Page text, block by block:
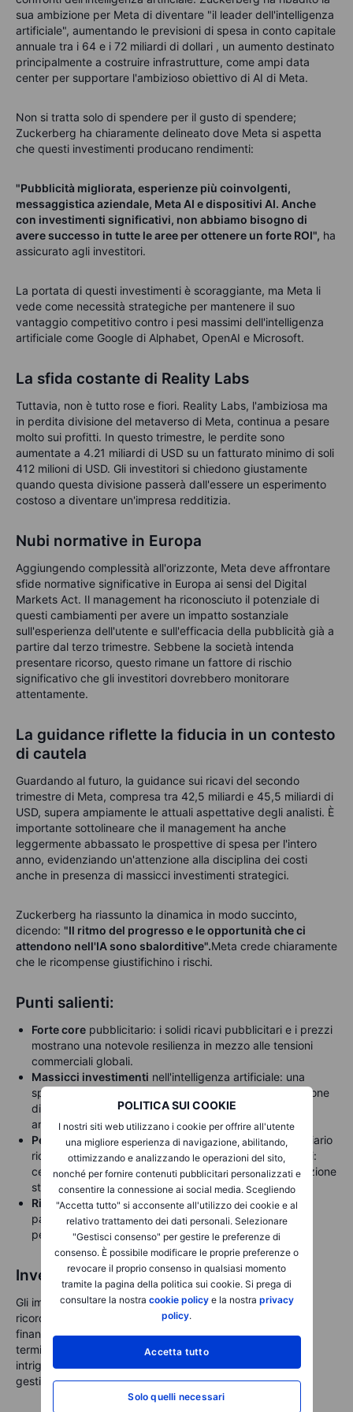
POLITICA SUI COOKIE
I nostri siti web utilizzano i cookie per offrire all'utente
una migliore esperienza di navigazione, abilitando,
ottimizzando e analizzando le operazioni del sito,
nonché per fornire contenuti pubblicitari personalizzati e
consentire la connessione ai social media. Scegliendo
"Accetta tutto" si acconsente all'utilizzo dei cookie e al
relativo trattamento dei dati personali. Selezionare
"Gestisci consenso" per gestire le preferenze di
consenso. È possibile modificare le proprie preferenze o
revocare il proprio consenso in qualsiasi momento
tramite la pagina della politica sui cookie. Si prega di
consultare la nostra cookie policye la nostra privacy
policy.
Accetta tutto
Solo quelli necessari
sua ambizione per Meta di diventare "il leader dell'intelligenza
artificiale", aumentando le previsioni di spesa in conto capitale
annuale tra i 64 e i 72 miliardi di dollari , un aumento destinato
principalmente a costruire infrastrutture, come ampi data
center per supportare l'ambizioso obiettivo di AI di Meta.
Non si tratta solo di spendere per il gusto di spendere;
Zuckerberg ha chiaramente delineato dove Meta si aspetta
che questi investimenti producano rendimenti:
"Pubblicità migliorata, esperienze più coinvolgenti,
messaggistica aziendale, Meta AI e dispositivi AI. Anche
con investimenti significativi, non abbiamo bisogno di
avere successo in tutte le aree per ottenere un forte ROI", ha
assicurato agli investitori.
La portata di questi investimenti è scoraggiante, ma Meta li
vede come necessità strategiche per mantenere il suo
vantaggio competitivo contro i pesi massimi dell'intelligenza
artificiale come Google di Alphabet, OpenAI e Microsoft.
La sfida costante di Reality Labs
Tuttavia, non è tutto rose e fiori. Reality Labs, l'ambiziosa ma
in perdita divisione del metaverso di Meta, continua a pesare
molto sui profitti. In questo trimestre, le perdite sono
aumentate a 4.21 miliardi di USD su un fatturato minimo di soli
412 milioni di USD. Gli investitori si chiedono giustamente
quando questa divisione passerà dall'essere un esperimento
costoso a diventare un'impresa redditizia.
Nubi normative in Europa
Aggiungendo complessità all'orizzonte, Meta deve affrontare
sfide normative significative in Europa ai sensi del Digital
Markets Act. Il management ha riconosciuto il potenziale di
questi cambiamenti per avere un impatto sostanziale
sull'esperienza dell'utente e sull'efficacia della pubblicità già a
partire dal terzo trimestre. Sebbene la società intenda
presentare ricorso, questo rimane un fattore di rischio
significativo che gli investitori dovrebbero monitorare
attentamente.
La guidance riflette la fiducia in un contesto
di cautela
Guardando al futuro, la guidance sui ricavi del secondo
trimestre di Meta, compresa tra 42,5 miliardi e 45,5 miliardi di
USD, supera ampiamente le attuali aspettative degli analisti. È
importante sottolineare che il management ha anche
leggermente abbassato le prospettive di spesa per l'intero
anno, evidenziando un'attenzione alla disciplina dei costi
anche in presenza di massicci investimenti strategici.
Zuckerberg ha riassunto la dinamica in modo succinto,
dicendo: "Il ritmo del progresso e le opportunità che ci
attendono nell'IA sono sbalorditive".Meta crede chiaramente
che le ricompense giustifichino i rischi.
Punti salienti:
Forte core pubblicitario: i solidi ricavi pubblicitari e i prezzi
mostrano una notevole resilienza in mezzo alle tensioni
commerciali globali.
Massicci investimenti nell'intelligenza artificiale: una
spesa audace e strategica mira a consolidare la posizione
di Meta in prima linea nell'innovazione dell'intelligenza
artificiale.
Perditedi Reality Labs: il persistente drenaggio finanziario
richiede un'attenta attenzione da parte degli investitori:
cerca presto chiari segnali di miglioramento o ricalibrazione
strategica.
Rischionormativo europeo: osservare attentamente il
panorama normativo che potrebbe influire sulla
performance a breve termine.
Investire nell'ambizione
Gli impressionanti risultati trimestrali di Meta servono a
ricordare la sua capacità unica di combinare la resilienza
finanziaria immediata con un'ambiziosa visione a lungo
termine. Gli investitori si trovano di fronte a un dilemma
intrigante: Meta può sostenere investimenti così audaci e
gestire i rischi in modo efficace?